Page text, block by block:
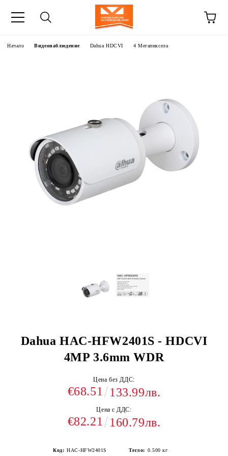
Начало Видеонаблюдение Dahua HDCVI 4 Мегапиксела
Dahua HAC-HFW2401S - HDCVI
4MP 3.6mm WDR
Цена без ДДС:
€68.51 133.99лв.
Цена с ДДС:
€82.21 160.79лв.
Код: HAC-HFW2401S Тегло: 0.500 кг